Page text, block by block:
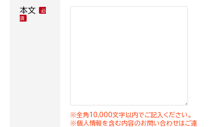
本文
※全角10,000文字以内でご記入ください。
※個人情報を含む内容のお問い合わせはご遠